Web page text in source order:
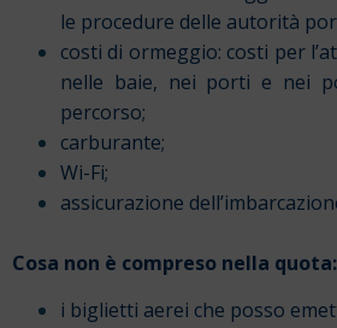
le procedure delle autorità
costi di ormeggio: costi per
nelle baie, nei porti e nei
percorso;
carburante;
Wi-Fi;
assicurazione
Cosa non è compreso nella quota:
i biglietti aerei che posso